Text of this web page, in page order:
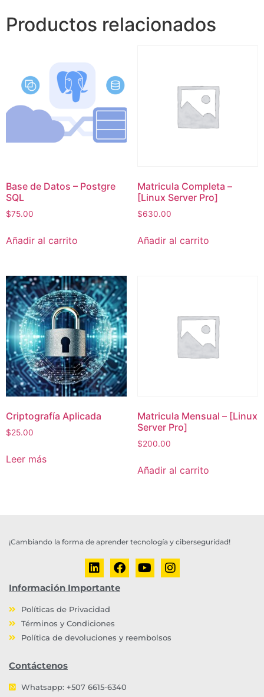
Productos relacionados
Base de Datos – Postgre
SQL
$75.00
Añadir al carrito
Matricula Completa –
[Linux Server Pro]
$630.00
Añadir al carrito
Criptografía Aplicada
$25.00
Leer más
Matricula Mensual – [Linux
Server Pro]
$200.00
Añadir al carrito
¡Cambiando la forma de aprender tecnología y ciberseguridad!
Información Importante
Políticas de Privacidad
Términos y Condiciones
Política de devoluciones y reembolsos
Contáctenos
Whatsapp: +507 6615-6340